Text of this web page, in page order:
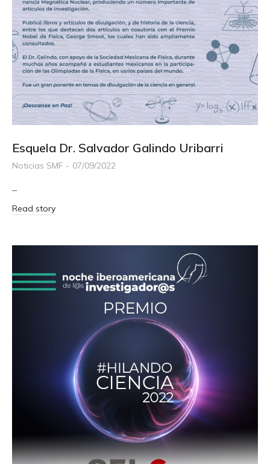
Esquela Dr. Salvador Galindo Uribarri
Noticias SMF 07/09/2022
–
Read story